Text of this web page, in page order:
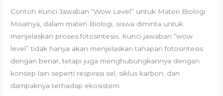
Contoh Kunci Jawaban “Wow Level” untuk Materi Biologi
Misalnya, dalam materi Biologi, siswa diminta untuk
menjelaskan proses fotosintesis. Kunci jawaban “wow
level” tidak hanya akan menjelaskan tahapan fotosintesis
dengan benar, tetapi juga menghubungkannya dengan
konsep lain seperti respirasi sel, siklus karbon, dan
dampaknya terhadap ekosistem.